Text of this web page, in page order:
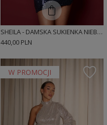
SHEILA - DAMSKA SUKIENKA NIEBIESKA/GRANATOWA W CEKINY Z ROZCIĘCIEM W TALII MINI 'MUNA'
440,00 PLN
W PROMOCJI